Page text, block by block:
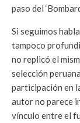
paso del
Si seguimos
tampoco
no replicó el
selección
participación en
autor no parece
vínculo entre el